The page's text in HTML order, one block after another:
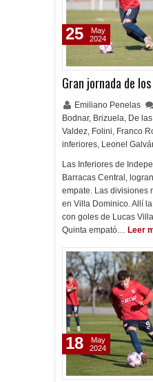
Gran jornada de
Emiliano Penelas
Bodnar, Brizuela, De
Valdez, Folini, Franco
inferiores, Leonel
Las Inferiores de
Barracas Central,
empate. Las divisiones
en Villa Dominico. Allí
con goles de Lucas
Quinta empató… Leer
25
May
2024
18
May
2024